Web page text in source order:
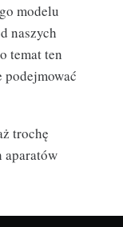
modelu
naszych
temat ten
podejmować
trochę
aparatów